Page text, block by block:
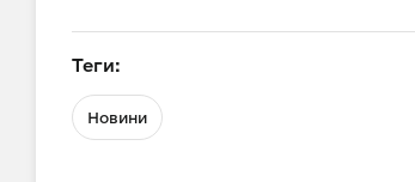
Теги:
Новини